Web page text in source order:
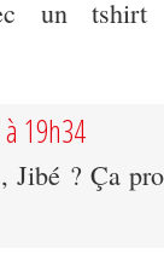
un tshirt
19h34
Jibé ? Ça